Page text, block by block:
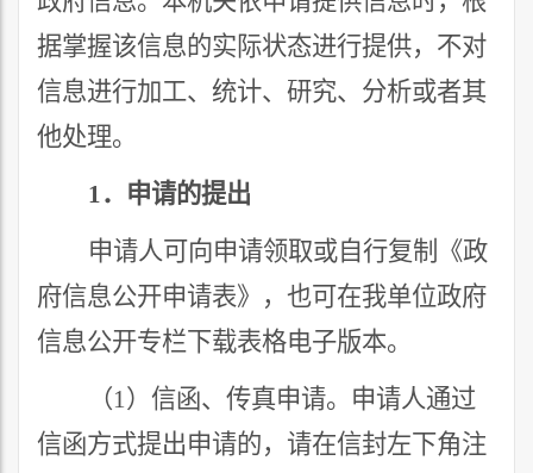
据掌握该信息的实际状态进行提供，不对
信息进行加工、统计、研究、分析或者其
他处理。
1 ．申请的提出
申请人可向申请领取或自行复制《政
府信息公开申请表》，也可在我单位政府
信息公开专栏下载表格电子版本。
（1 ）信函、传真申请。申请人通过
信函方式提出申请的，请在信封左下角注